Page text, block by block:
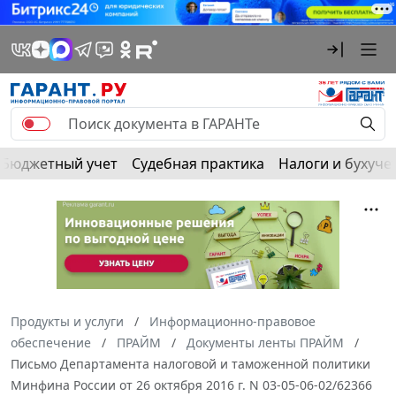
Бюджетный учет Судебная практика Налоги и
Продукты и услуги
Информационно-правовое
обеспечение
ПРАЙМ
Документы ленты ПРАЙМ
Письмо Департамента налоговой и таможенной политики
Минфина России от 26 октября 2016 г. N 03-05-06-02/62366